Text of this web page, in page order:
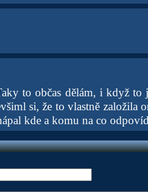
to občas dělám, i když to
si, že to vlastně založila
kde a komu na co